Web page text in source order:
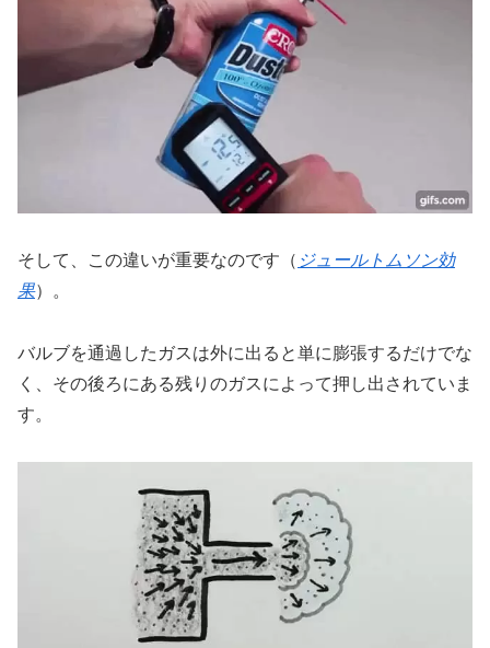
そして、この違いが重要なのです（ ジュールトムソン効
果）。
バルブを通過したガスは外に出ると単に膨張するだけでな
く、その後ろにある残りのガスによって押し出されていま
す。